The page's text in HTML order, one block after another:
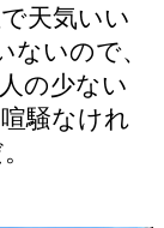
天気いい
いので、
の少ない
騒なけれ